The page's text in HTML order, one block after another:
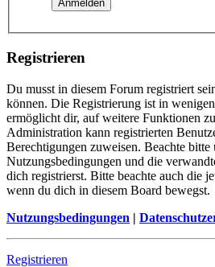
Registrieren
Du musst in diesem Forum registriert
können. Die Registrierung ist in
ermöglicht dir, auf weitere Funktionen
Administration kann registrierten
Berechtigungen zuweisen. Beachte bitte
Nutzungsbedingungen und die
dich registrierst. Bitte beachte auch die
wenn du dich in diesem Board bewegst.
Nutzungsbedingungen |
Registrieren